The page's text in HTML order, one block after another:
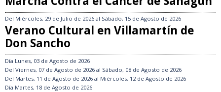
Del Miércoles, 29 de Julio de 2026 al Sábado, 15 de Agosto de 2026
Verano Cultural en Villamartín de
Don Sancho
Día Lunes, 03 de Agosto de 2026
Del Viernes, 07 de Agosto de 2026 al Sábado, 08 de Agosto de 2026
Del Martes, 11 de Agosto de 2026 al Miércoles, 12 de Agosto de 2026
Día Martes, 18 de Agosto de 2026